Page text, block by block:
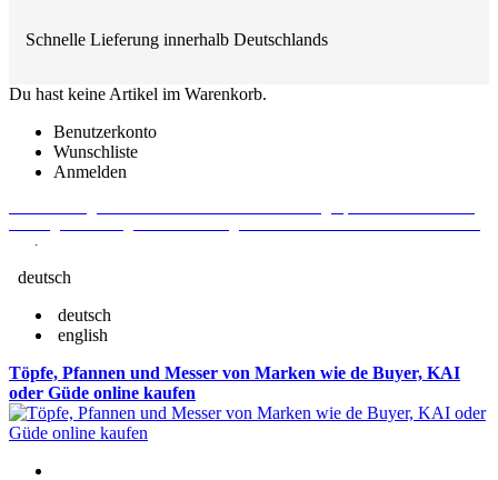
Schnelle Lieferung innerhalb Deutschlands
Du hast keine Artikel im Warenkorb.
Benutzerkonto
Wunschliste
Anmelden
.
deutsch
deutsch
english
Töpfe, Pfannen und Messer von Marken wie de Buyer, KAI
oder Güde online kaufen